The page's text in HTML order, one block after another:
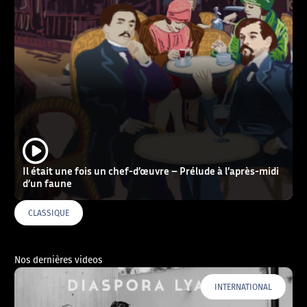
Il était une fois un chef-d’œuvre – Prélude à l’après-midi
d’un faune
CLASSIQUE
Nos dernières videos
INTERNATIONAL